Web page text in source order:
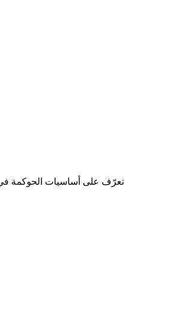
تعرّف على أساسيات الحوكمة في